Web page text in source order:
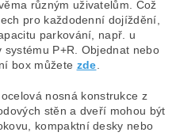
různým uživatelům. Což
pro každodenní dojíždění,
parkování, např. u
P+R. Objednat nebo
box můžete zde
nosná konstrukce z
stěn a dveří mohou být
kompaktní desky nebo